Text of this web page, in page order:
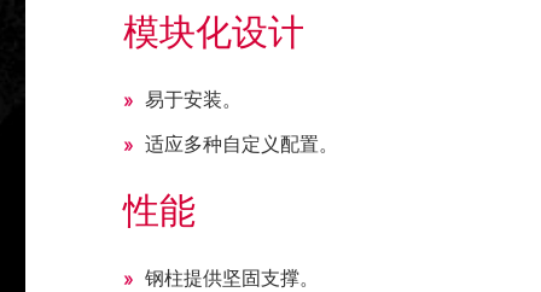
模块化设计
易于安装。
适应多种自定义配置。
性能
钢柱提供坚固支撑。